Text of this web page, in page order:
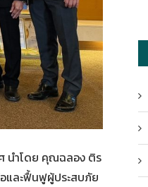
นำโดย คุณฉลอง ติร
และฟื้นฟูผู้ประสบภัย